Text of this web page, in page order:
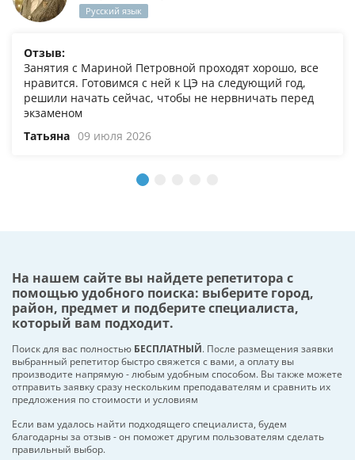
Русский язык
Отзыв:
Занятия с Мариной Петровной проходят хорошо, все
нравится. Готовимся с ней к ЦЭ на следующий год,
решили начать сейчас, чтобы не нервничать перед
экзаменом
Татьяна 09 июля 2026
На нашем сайте вы найдете репетитора с
помощью удобного поиска: выберите город,
район, предмет и подберите специалиста,
который вам подходит.
Поиск для вас полностью БЕСПЛАТНЫЙ. После размещения заявки
выбранный репетитор быстро свяжется с вами, а оплату вы
производите напрямую - любым удобным способом. Вы также можете
отправить заявку сразу нескольким преподавателям и сравнить их
предложения по стоимости и условиям
Если вам удалось найти подходящего специалиста, будем
благодарны за отзыв - он поможет другим пользователям сделать
правильный выбор.